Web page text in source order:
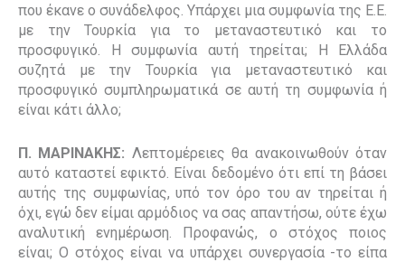
που έκανε ο συνάδελφος. Υπάρχει μια συμφωνία της Ε.Ε.
με την Τουρκία για το μεταναστευτικό και το
προσφυγικό. Η συμφωνία αυτή τηρείται; Η Ελλάδα
συζητά με την Τουρκία για μεταναστευτικό και
προσφυγικό συμπληρωματικά σε αυτή τη συμφωνία ή
είναι κάτι άλλο;
Π. ΜΑΡΙΝΑΚΗΣ: Λεπτομέρειες θα ανακοινωθούν όταν
αυτό καταστεί εφικτό. Είναι δεδομένο ότι επί τη βάσει
αυτής της συμφωνίας, υπό τον όρο του αν τηρείται ή
όχι, εγώ δεν είμαι αρμόδιος να σας απαντήσω, ούτε έχω
αναλυτική ενημέρωση. Προφανώς, ο στόχος ποιος
είναι; Ο στόχος είναι να υπάρχει συνεργασία -το είπα